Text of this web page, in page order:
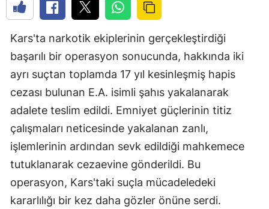
Kars'ta narkotik ekiplerinin gerçekleştirdiği
başarılı bir operasyon sonucunda, hakkında iki
ayrı suçtan toplamda 17 yıl kesinleşmiş hapis
cezası bulunan E.A. isimli şahıs yakalanarak
adalete teslim edildi. Emniyet güçlerinin titiz
çalışmaları neticesinde yakalanan zanlı,
işlemlerinin ardından sevk edildiği mahkemece
tutuklanarak cezaevine gönderildi. Bu
operasyon, Kars'taki suçla mücadeledeki
kararlılığı bir kez daha gözler önüne serdi.